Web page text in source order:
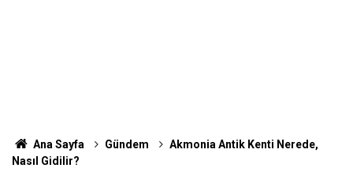
Ana Sayfa Gündem
Akmonia Antik Kenti Nerede,
Nasıl Gidilir?